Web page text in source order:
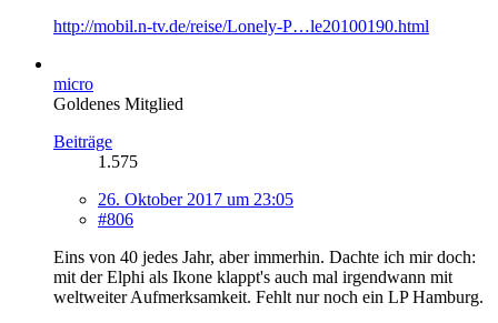
http://mobil.n-tv.de/reise/Lonely-P…le20100190.html
micro
Goldenes Mitglied
Beiträge
1.575
26. Oktober 2017 um 23:05
#806
Eins von 40 jedes Jahr, aber immerhin. Dachte ich mir doch:
mit der Elphi als Ikone klappt's auch mal irgendwann mit
weltweiter Aufmerksamkeit. Fehlt nur noch ein LP Hamburg.